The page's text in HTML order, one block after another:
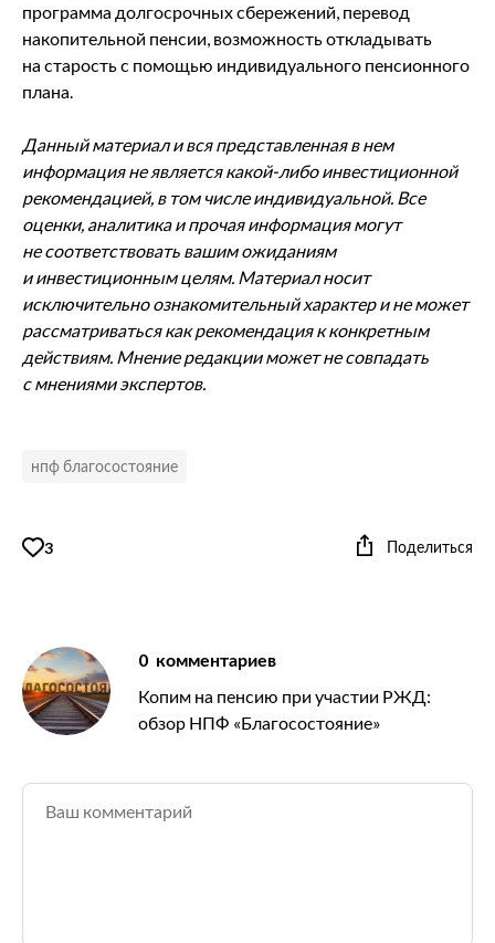
программа долгосрочных сбережений, перевод
накопительной пенсии, возможность откладывать
на старость с помощью индивидуального пенсионного
плана.
Данный материал и вся представленная в нем
информация не является какой-либо инвестиционной
рекомендацией, в том числе индивидуальной. Все
оценки, аналитика и прочая информация могут
не соответствовать вашим ожиданиям
и инвестиционным целям. Материал носит
исключительно ознакомительный характер и не может
рассматриваться как рекомендация к конкретным
действиям. Мнение редакции может не совпадать
с мнениями экспертов.
нпф благосостояние
3 Поделиться
0 комментариев
Копим на пенсию при участии РЖД:
обзор НПФ «Благосостояние»